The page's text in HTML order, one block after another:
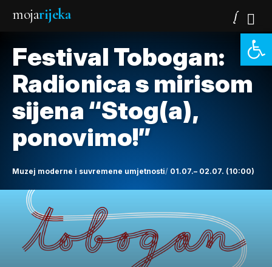
mojarijeka
Festival Tobogan:
Radionica s mirisom
sijena “Stog(a),
ponovimo!”
Muzej moderne i suvremene umjetnosti 01.07.– 02.07. (10:00)